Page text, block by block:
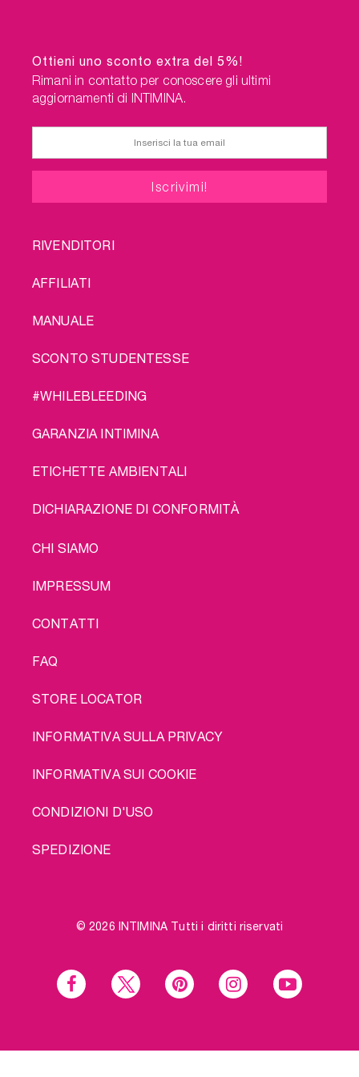
Ottieni uno sconto extra del 5%!
Rimani in contatto per conoscere gli ultimi
aggiornamenti di INTIMINA.
FOOTER
RIVENDITORI
AFFILIATI
MANUALE
SCONTO STUDENTESSE
#WHILEBLEEDING
GARANZIA INTIMINA
ETICHETTE AMBIENTALI
DICHIARAZIONE DI CONFORMITÀ
LEGAL
CHI SIAMO
IMPRESSUM
CONTATTI
FAQ
STORE LOCATOR
INFORMATIVA SULLA PRIVACY
INFORMATIVA SUI COOKIE
CONDIZIONI D'USO
SPEDIZIONE
© 2026 INTIMINA Tutti i diritti riservati